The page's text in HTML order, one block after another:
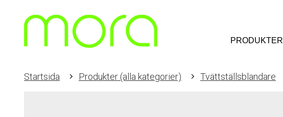
PRODUKTER
Startsida Produkter (alla kategorier) Tvättställsblandare